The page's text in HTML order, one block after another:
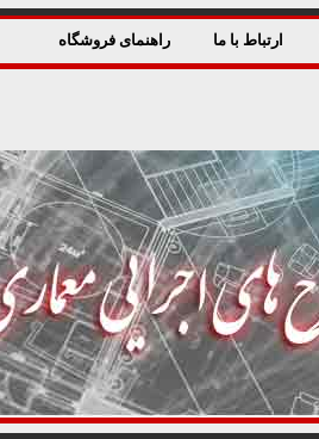
ارتباط با ما راهنمای فروشگاه